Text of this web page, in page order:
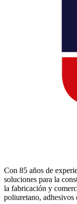
Con 85 años de
soluciones para la
la fabricación y
poliuretano, adhesivos